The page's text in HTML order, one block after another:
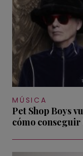
MÚSICA
Pet Shop Boys
cómo conseguir